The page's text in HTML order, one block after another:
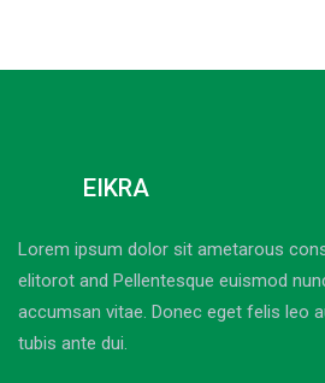
EIKRA
Lorem ipsum dolor sit ametarous
elitorot and Pellentesque euismod
accumsan vitae. Donec eget felis leo
tubis ante dui.